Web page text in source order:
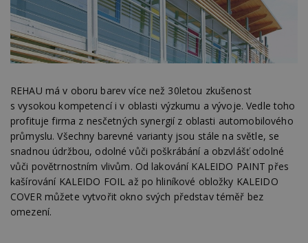
REHAU má v oboru barev více než 30letou zkušenost
s vysokou kompetencí i v oblasti výzkumu a vývoje. Vedle toho
profituje firma z nesčetných synergií z oblasti automobilového
průmyslu. Všechny barevné varianty jsou stále na světle, se
snadnou údržbou, odolné vůči poškrábání a obzvlášť odolné
vůči povětrnostním vlivům. Od lakování KALEIDO PAINT přes
kašírování KALEIDO FOIL až po hliníkové obložky KALEIDO
COVER můžete vytvořit okno svých představ téměř bez
omezení.